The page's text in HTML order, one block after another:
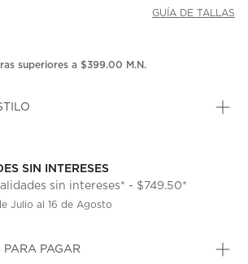
GUÍA DE TALLAS
superiores a $399.00 M.N.
SIN INTERESES
sin intereses* - $749.50*
Julio al 16 de Agosto
PARA PAGAR